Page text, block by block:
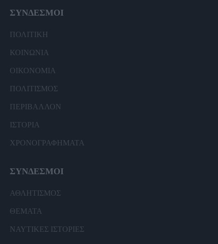
ΣΥΝΔΕΣΜΟΙ
ΠΟΛΙΤΙΚΗ
ΚΟΙΝΩΝΙΑ
ΟΙΚΟΝΟΜΙΑ
ΠΟΛΙΤΙΣΜΟΣ
ΠΕΡΙΒΑΛΛΟΝ
ΙΣΤΟΡΙΑ
ΧΡΟΝΟΓΡΑΦΗΜΑΤΑ
ΣΥΝΔΕΣΜΟΙ
ΑΘΛΗΤΙΣΜΟΣ
ΘΕΜΑΤΑ
ΝΑΥΤΙΚΕΣ ΙΣΤΟΡΙΕΣ